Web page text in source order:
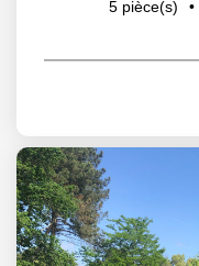
5 pièce(s)